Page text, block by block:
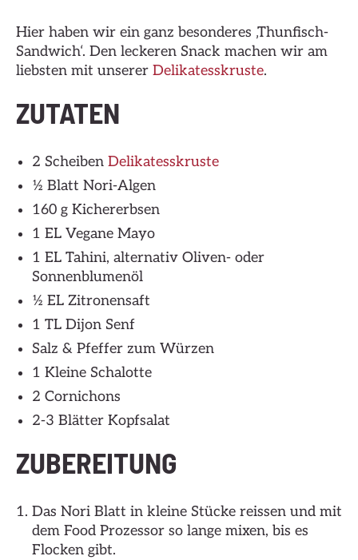
Hier haben wir ein ganz besonderes ‚Thunfisch-
Sandwich‘. Den leckeren Snack machen wir am
liebsten mit unserer Delikatesskruste.
ZUTATEN
2 Scheiben Delikatesskruste
½ Blatt Nori-Algen
160 g Kichererbsen
1 EL Vegane Mayo
1 EL Tahini, alternativ Oliven- oder
Sonnenblumenöl
½ EL Zitronensaft
1 TL Dijon Senf
Salz & Pfeffer zum Würzen
1 Kleine Schalotte
2 Cornichons
2-3 Blätter Kopfsalat
ZUBEREITUNG
Das Nori Blatt in kleine Stücke reissen und mit
dem Food Prozessor so lange mixen, bis es
Flocken gibt.